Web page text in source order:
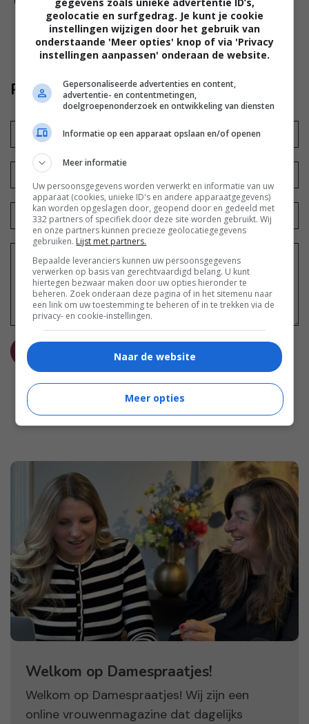
Reageer ook
REAGEER
Welkom op Damespraatjes!
Welkom op Damespraatjes! Wij zijn een
online vrouwenmagazine dat dagelijks
geolocatie en surfgedrag. Je kunt je cookie
instellingen wijzigen door het gebruik van
onderstaande 'Meer opties' knop of via 'Privacy
instellingen aanpassen' onderaan de website.
Gepersonaliseerde advertenties en content,
advertentie- en contentmetingen,
doelgroepenonderzoek en ontwikkeling van diensten
Informatie op een apparaat opslaan en/of openen
Meer informatie
Uw persoonsgegevens worden verwerkt en informatie van uw
apparaat (cookies, unieke ID's en andere apparaatgegevens)
kan worden opgeslagen door, geopend door en gedeeld met
332 partners of specifiek door deze site worden gebruikt. Wij
en onze partners kunnen precieze geolocatiegegevens
gebruiken. Lijst met partners.
Bepaalde leveranciers kunnen uw persoonsgegevens
verwerken op basis van gerechtvaardigd belang. U kunt
hiertegen bezwaar maken door uw opties hieronder te
beheren. Zoek onderaan deze pagina of in het sitemenu naar
een link om uw toestemming te beheren of in te trekken via de
privacy- en cookie-instellingen.
Naar de website
Meer opties